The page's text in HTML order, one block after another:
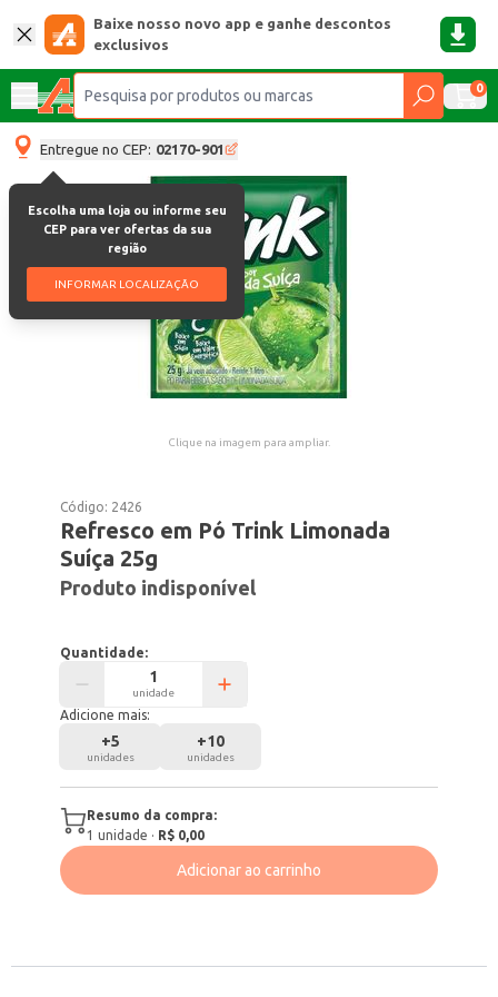
Baixe nosso novo app e ganhe descontos
exclusivos
0
Entregue no CEP: 02170-901
Escolha uma loja ou informe seu
CEP para ver ofertas da sua
região
INFORMAR LOCALIZAÇÃO
Clique na imagem para ampliar.
Código: 2426
Refresco em Pó Trink Limonada
Suíça 25g
Produto indisponível
Quantidade:
unidade
Adicione mais:
+5
unidades
+10
unidades
Resumo da compra:
1 unidade · R$ 0,00
Adicionar ao carrinho